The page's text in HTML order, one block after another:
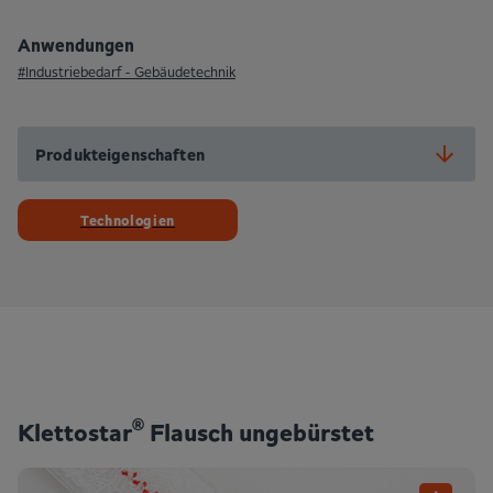
Anwendungen
#Industrie­bedarf - Gebäude­technik
Produkteigenschaften
Technologien
Klettostar® Flausch ungebürstet